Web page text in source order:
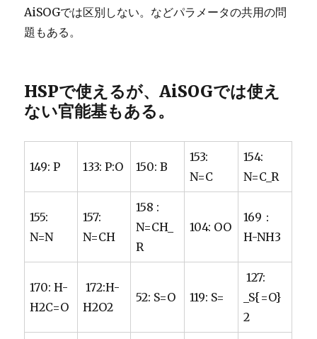
AiSOGでは区別しない。などパラメータの共用の問
題もある。
HSPで使えるが、AiSOGでは使え
ない官能基もある。
149: P 133: P:O 150: B
153:
N=C
154:
N=C_R
155:
N=N
157:
N=CH
158 :
N=CH_
R
104: OO
169：
H-NH3
170: H-
H2C=O
172:H-
H2O2
52: S=O 119: S=
127:
_S{=O}
2